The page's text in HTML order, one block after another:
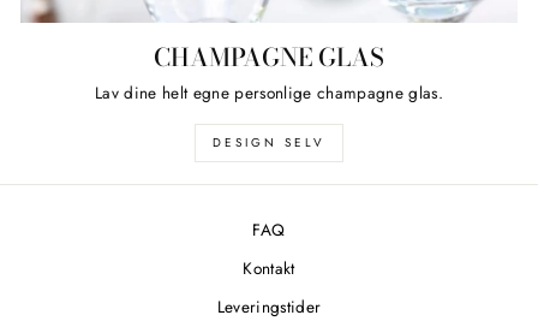
CHAMPAGNE GLAS
Lav dine helt egne personlige champagne glas.
DESIGN SELV
FAQ
Kontakt
Leveringstider